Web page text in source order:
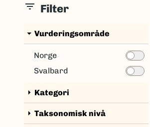
filter_list Filter
arrow_drop_down Vurderingsområde
Norge
Svalbard
arrow_right Kategori
arrow_right Taksonomisk nivå